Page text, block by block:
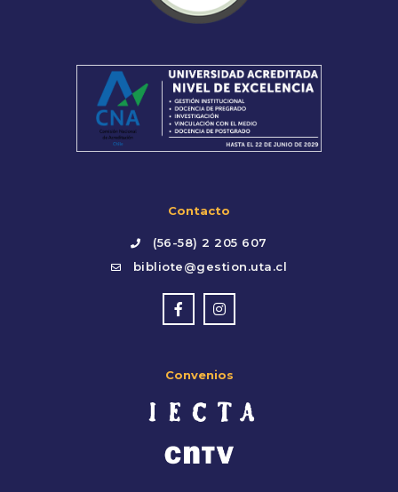
Contacto
(56-58) 2 205 607
bibliote@gestion.uta.cl
Convenios